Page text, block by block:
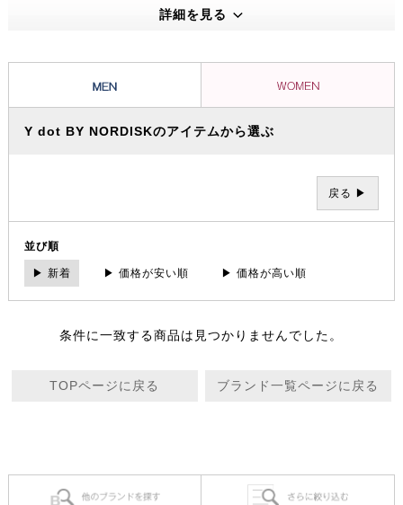
えうる高い機能性・保温性をもつプロダクトは、アウトドアのプロフェ
ッショナルたちから信頼を集め、数々の過酷な冒険やレースを支えてき
詳細を見る
Y dot BY NORDISKのアイテムから選ぶ
戻る ▶
並び順
▶ 新着 ▶ 価格が安い順 ▶ 価格が高い順
条件に一致する商品は見つかりませんでした。
TOPページに戻る ブランド一覧ページに戻る